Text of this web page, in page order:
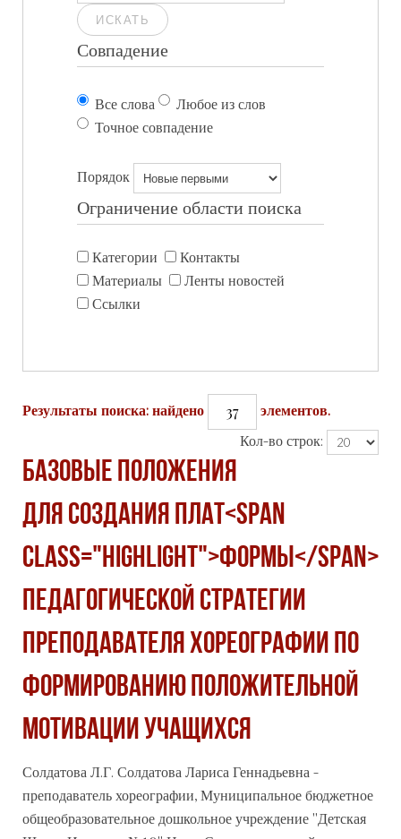
ИСКАТЬ
Совпадение
Все слова
Любое из слов
Точное совпадение
Порядок
Ограничение области поиска
Категории
Контакты
Материалы
Ленты новостей
Ссылки
Результаты поиска: найдено 37
элементов.
Кол-во строк:
БАЗОВЫЕ ПОЛОЖЕНИЯ
ДЛЯ СОЗДАНИЯ ПЛАТ<span
class="highlight">ФОРМЫ</span>
ПЕДАГОГИЧЕСКОЙ СТРАТЕГИИ
ПРЕПОДАВАТЕЛЯ ХОРЕОГРАФИИ ПО
ФОРМИРОВАНИЮ ПОЛОЖИТЕЛЬНОЙ
МОТИВАЦИИ УЧАЩИХСЯ
Солдатова Л.Г. Солдатова Лариса Геннадьевна -
преподаватель хореографии, Муниципальное бюджетное
общеобразовательное дошкольное учреждение "Детская